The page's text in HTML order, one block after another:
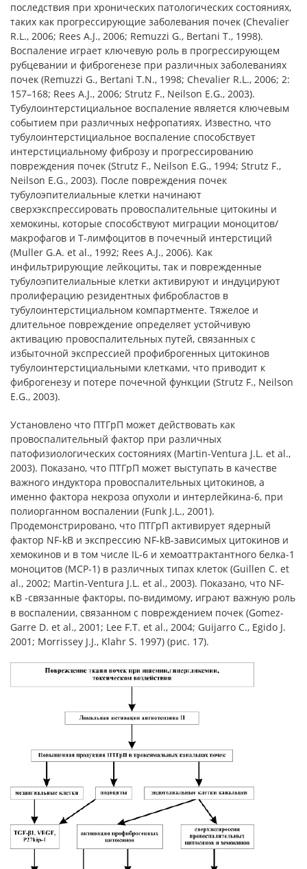
последствия при хронических патологических состояниях,
таких как прогрессирующие заболевания почек (Chevalier
R.L., 2006; Rees A.J., 2006; Remuzzi G., Bertani T., 1998).
Воспаление играет ключевую роль в прогрессирующем
рубцевании и фиброгенезе при различных заболеваниях
почек (Remuzzi G., Bertani T.N., 1998; Chevalier R.L., 2006; 2:
157–168; Rees A.J., 2006; Strutz F., Neilson E.G., 2003).
Тубулоинтерстициальное воспаление является ключевым
событием при различных нефропатиях. Известно, что
тубулоинтерстициальное воспаление способствует
интерстициальному фиброзу и прогрессированию
повреждения почек (Strutz F., Neilson E.G., 1994; Strutz F.,
Neilson E.G., 2003). После повреждения почек
тубулоэпителиальные клетки начинают
сверхэкспрессировать провоспалительные цитокины и
хемокины, которые способствуют миграции моноцитов/
макрофагов и Т-лимфоцитов в почечный интерстиций
(Muller G.A. et al., 1992; Rees A.J., 2006). Как
инфильтрирующие лейкоциты, так и поврежденные
тубулоэпителиальные клетки активируют и индуцируют
пролиферацию резидентных фибробластов в
тубулоинтерстициальном компартменте. Тяжелое и
длительное повреждение определяет устойчивую
активацию провоспалительных путей, связанных с
избыточной экспрессией профиброгенных цитокинов
тубулоинтерстициальными клетками, что приводит к
фиброгенезу и потере почечной функции (Strutz F., Neilson
E.G., 2003).
Установлено что ПТГрП может действовать как
провоспалительный фактор при различных
патофизиологических состояниях (Martin-Ventura J.L. et al.,
2003). Показано, что ПТГрП может выступать в качестве
важного индуктора провоспалительных цитокинов, а
именно фактора некроза опухоли и интерлейкина-6, при
полиорганном воспалении (Funk J.L., 2001).
Продемонстрировано, что ПТГрП активирует ядерный
фактор NF-kB и экспрессию NF-kB-зависимых цитокинов и
хемокинов и в том числе IL-6 и хемоаттрактантного белка-1
моноцитов (MCP-1) в различных типах клеток (Guillen C. et
al., 2002; Martin-Ventura J.L. et al., 2003). Показано, что NF-
κB -связанные факторы, по-видимому, играют важную роль
в воспалении, связанном с повреждением почек (Gomez-
Garre D. et al., 2001; Lee F.T. et al., 2004; Guijarro C., Egido J.
2001; Morrissey J.J., Klahr S. 1997) (рис. 17).